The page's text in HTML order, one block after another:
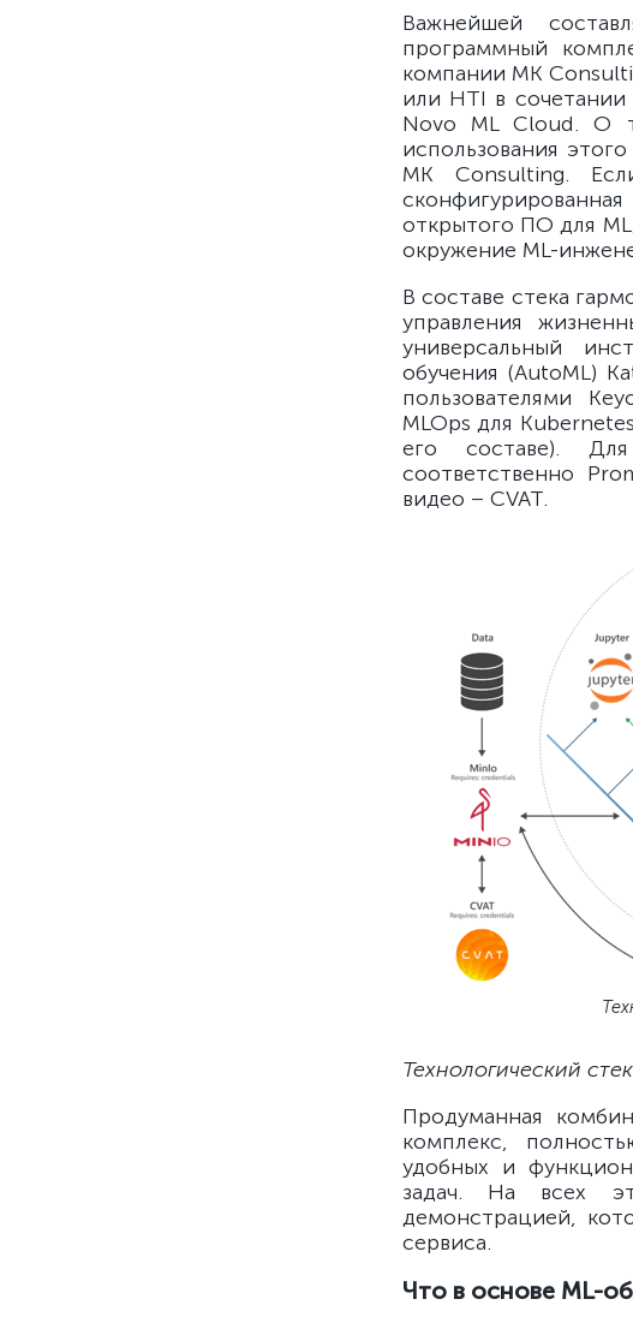
Важнейшей
программный
компании MK
или HTI в
Novo ML Cloud. О
использования
MK Consulting.
открытого ПО для
окружение ML-
В составе стека
управления
универсальный
обучения (AutoML)
пользователями
MLOps для
его составе).
соответственно
видео – CVAT.
Технологический
Продуманная
комплекс,
удобных и
задач. На всех
демонстрацией,
сервиса.
Что в основе ML-